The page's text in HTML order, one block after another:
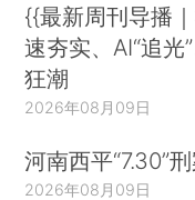
{{最新周刊导播
速夯实、AI“追光
狂潮
2026年08月09日
河南西平“7.30”
2026年08月09日